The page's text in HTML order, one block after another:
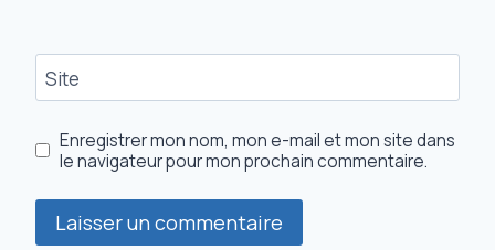
Site
Enregistrer mon nom, mon e-mail et mon site dans
le navigateur pour mon prochain commentaire.